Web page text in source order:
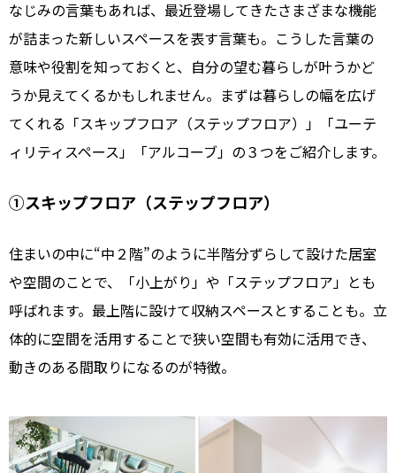
なじみの言葉もあれば、最近登場してきたさまざまな機能
が詰まった新しいスペースを表す言葉も。こうした言葉の
意味や役割を知っておくと、自分の望む暮らしが叶うかど
うか見えてくるかもしれません。まずは暮らしの幅を広げ
てくれる「スキップフロア（ステップフロア）」「ユーテ
ィリティスペース」「アルコーブ」の３つをご紹介します。
①スキップフロア（ステップフロア）
住まいの中に“中２階”のように半階分ずらして設けた居室
や空間のことで、「小上がり」や「ステップフロア」とも
呼ばれます。最上階に設けて収納スペースとすることも。立
体的に空間を活用することで狭い空間も有効に活用でき、
動きのある間取りになるのが特徴。